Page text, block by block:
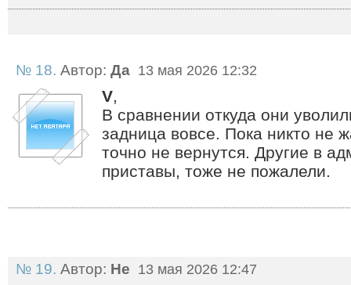
№ 18. Автор: Да 13 мая 2026 12:32
V,
В сравнении откуда они
задница вовсе. Пока никто не
точно не вернутся. Другие в
приставы, тоже не пожалели.
№ 19. Автор: Не 13 мая 2026 12:47